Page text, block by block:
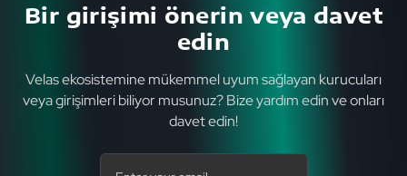
Bir girişimi önerin veya davet
edin
Velas ekosistemine mükemmel uyum sağlayan kurucuları
veya girişimleri biliyor musunuz? Bize yardım edin ve onları
davet edin!